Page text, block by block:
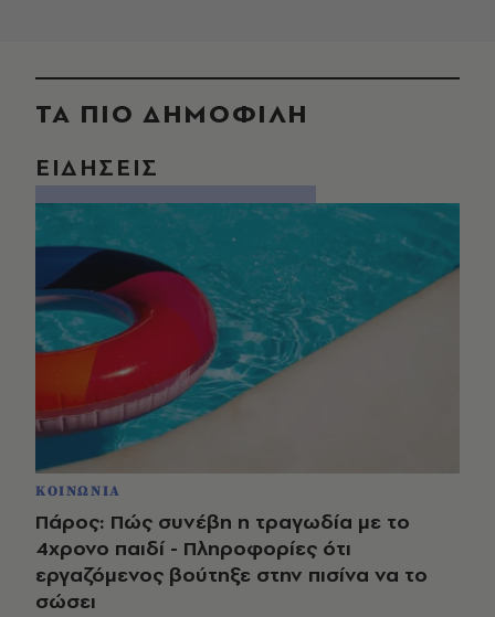
ΤΑ ΠΙΟ ΔΗΜΟΦΙΛΗ
ΕΙΔΗΣΕΙΣ
ΚΟΙΝΩΝΙΑ
Πάρος: Πώς συνέβη η τραγωδία με το
4χρονο παιδί - Πληροφορίες ότι
εργαζόμενος βούτηξε στην πισίνα να το
σώσει